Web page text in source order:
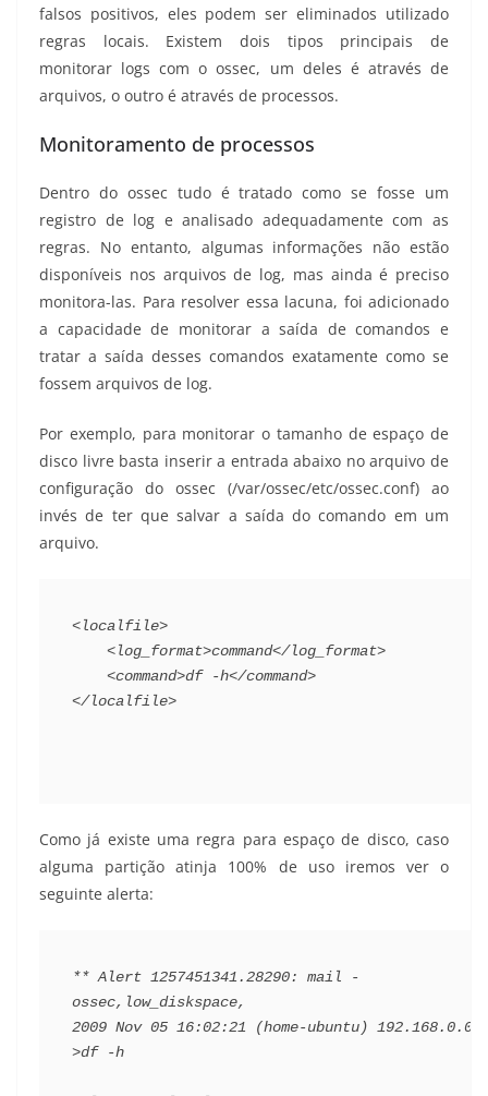
falsos positivos, eles podem ser eliminados utilizado
regras locais. Existem dois tipos principais de
monitorar logs com o ossec, um deles é através de
arquivos, o outro é através de processos.
Monitoramento de processos
Dentro do ossec tudo é tratado como se fosse um
registro de log e analisado adequadamente com as
regras. No entanto, algumas informações não estão
disponíveis nos arquivos de log, mas ainda é preciso
monitora-las. Para resolver essa lacuna, foi adicionado
a capacidade de monitorar a saída de comandos e
tratar a saída desses comandos exatamente como se
fossem arquivos de log.
Por exemplo, para monitorar o tamanho de espaço de
disco livre basta inserir a entrada abaixo no arquivo de
configuração do ossec (/var/ossec/etc/ossec.conf) ao
invés de ter que salvar a saída do comando em um
arquivo.
<localfile>
<log_format>command</log_format>
<command>df -h</command>
</localfile>
Como já existe uma regra para espaço de disco, caso
alguma partição atinja 100% de uso iremos ver o
seguinte alerta:
** Alert 1257451341.28290: mail
-
ossec, low_diskspace,
2009 Nov 05 16:02:21 (home-ubuntu) 192.168.0.0
>df -h